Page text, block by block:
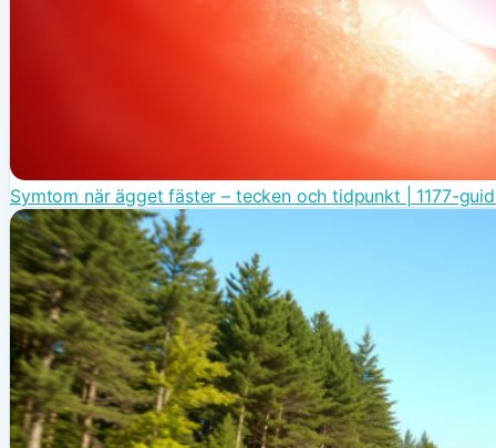
Symtom när ägget fäster – tecken och tidpunkt | 1177-